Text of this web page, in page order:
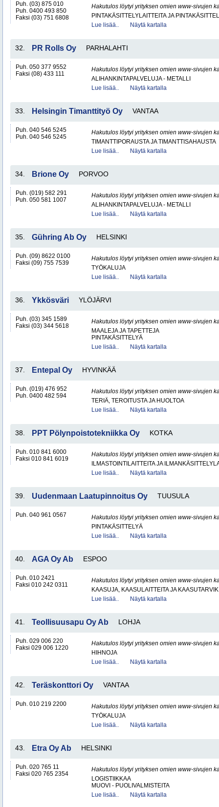
Puh. (03) 875 010
Puh. 0400 493 850
Faksi (03) 751 6808
Hakutulos löytyi yrityksen omien www-sivujen
PINTAKÄSITTELYLAITTEITA JA
Lue lisää..
Näytä kartalla
32. PR Rolls Oy PARHALAHTI
Puh. 050 377 9552
Faksi (08) 433 111
Hakutulos löytyi yrityksen omien www-sivujen
ALIHANKINTAPALVELUJA - METALLI
Lue lisää..
Näytä kartalla
33. Helsingin Timanttityö Oy VANTAA
Puh. 040 546 5245
Puh. 040 546 5245
Hakutulos löytyi yrityksen omien www-sivujen
TIMANTTIPORAUSTA JA TIMANTTISAHAUSTA
Lue lisää..
Näytä kartalla
34. Brione Oy PORVOO
Puh. (019) 582 291
Puh. 050 581 1007
Hakutulos löytyi yrityksen omien www-sivujen
ALIHANKINTAPALVELUJA - METALLI
Lue lisää..
Näytä kartalla
35. Gühring Ab Oy HELSINKI
Puh. (09) 8622 0100
Faksi (09) 755 7539
Hakutulos löytyi yrityksen omien www-sivujen
TYÖKALUJA
Lue lisää..
Näytä kartalla
36. Ykkösväri YLÖJÄRVI
Puh. (03) 345 1589
Faksi (03) 344 5618
Hakutulos löytyi yrityksen omien www-sivujen
MAALEJA JA TAPETTEJA
PINTAKÄSITTELYÄ
Lue lisää..
Näytä kartalla
37. Entepal Oy HYVINKÄÄ
Puh. (019) 476 952
Puh. 0400 482 594
Hakutulos löytyi yrityksen omien www-sivujen
TERIÄ, TEROITUSTA JA HUOLTOA
Lue lisää..
Näytä kartalla
38. PPT Pölynpoistotekniikka Oy KOTKA
Puh. 010 841 6000
Faksi 010 841 6019
Hakutulos löytyi yrityksen omien www-sivujen
ILMASTOINTILAITTEITA JA
Lue lisää..
Näytä kartalla
39. Uudenmaan Laatupinnoitus Oy TUUSULA
Puh. 040 961 0567
Hakutulos löytyi yrityksen omien www-sivujen
PINTAKÄSITTELYÄ
Lue lisää..
Näytä kartalla
40. AGA Oy Ab ESPOO
Puh. 010 2421
Faksi 010 242 0311
Hakutulos löytyi yrityksen omien www-sivujen
KAASUJA, KAASULAITTEITA JA
Lue lisää..
Näytä kartalla
41. Teollisuusapu Oy Ab LOHJA
Puh. 029 006 220
Faksi 029 006 1220
Hakutulos löytyi yrityksen omien www-sivujen
HIHNOJA
Lue lisää..
Näytä kartalla
42. Teräskonttori Oy VANTAA
Puh. 010 219 2200
Hakutulos löytyi yrityksen omien www-sivujen
TYÖKALUJA
Lue lisää..
Näytä kartalla
43. Etra Oy Ab HELSINKI
Puh. 020 765 11
Faksi 020 765 2354
Hakutulos löytyi yrityksen omien www-sivujen
LOGISTIIKKAA
MUOVI - PUOLIVALMISTEITA
Lue lisää..
Näytä kartalla